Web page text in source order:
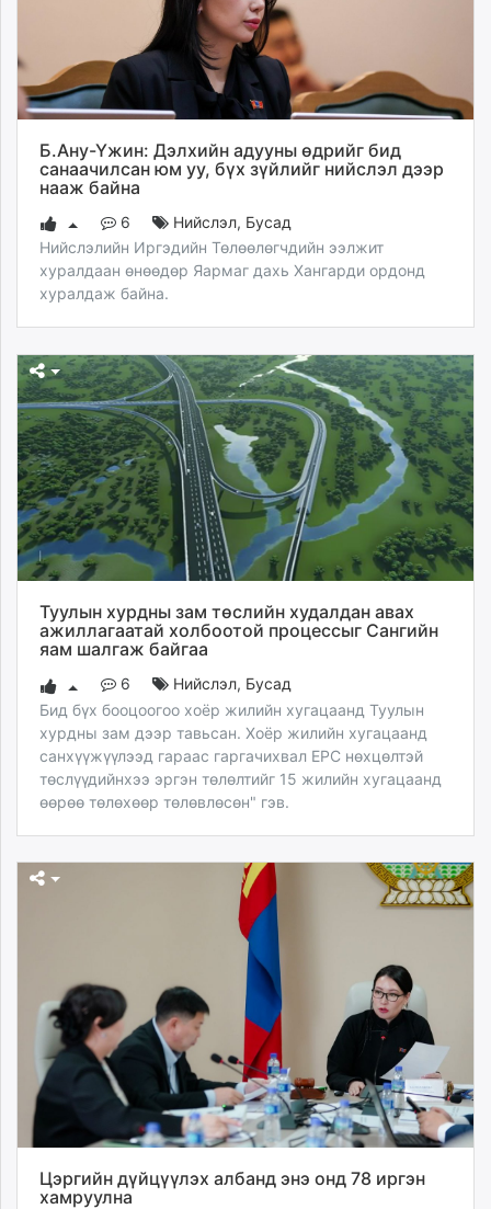
mglradio.com
fact.mn
tumen.mn
shuum.mn
tvmongolia.mn
mass.mn
unegui.mn
tac.mn
paparazzi.mn
unread.today
Б.Ану-Үжин: Дэлхийн адууны өдрийг бид
санаачилсан юм уу, бүх зүйлийг нийслэл дээр
нааж байна
6 Нийслэл, Бусад
Нийслэлийн Иргэдийн Төлөөлөгчдийн ээлжит
хуралдаан өнөөдөр Яармаг дахь Хангарди ордонд
хуралдаж байна.
Туулын хурдны зам төслийн худалдан авах
ажиллагаатай холбоотой процессыг Сангийн
яам шалгаж байгаа
6 Нийслэл, Бусад
Бид бүх бооцоогоо хоёр жилийн хугацаанд Туулын
хурдны зам дээр тавьсан. Хоёр жилийн хугацаанд
санхүүжүүлээд гараас гаргачихвал EPC нөхцөлтэй
төслүүдийнхээ эргэн төлөлтийг 15 жилийн хугацаанд
өөрөө төлөхөөр төлөвлөсөн" гэв.
Цэргийн дүйцүүлэх албанд энэ онд 78 иргэн
хамруулна